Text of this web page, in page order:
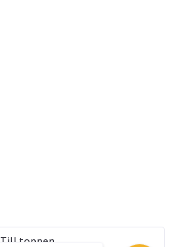
Till toppen